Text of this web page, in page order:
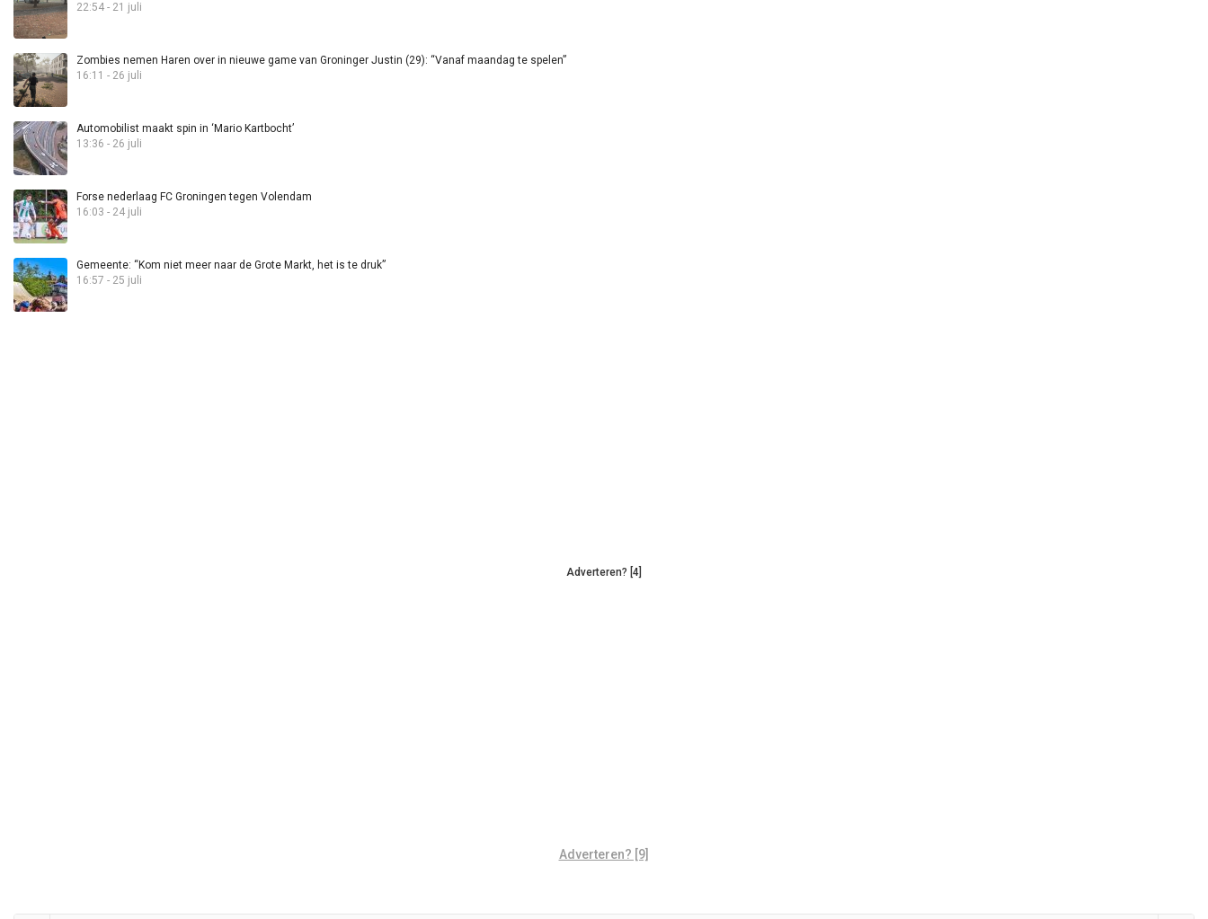
22:54 - 21 juli
Zombies nemen Haren over in nieuwe game van Groninger Justin (29): “Vanaf maandag te spelen”
16:11 - 26 juli
Automobilist maakt spin in ‘Mario Kartbocht’
13:36 - 26 juli
Forse nederlaag FC Groningen tegen Volendam
16:03 - 24 juli
Gemeente: “Kom niet meer naar de Grote Markt, het is te druk”
16:57 - 25 juli
Adverteren? [4]
Adverteren? [9]